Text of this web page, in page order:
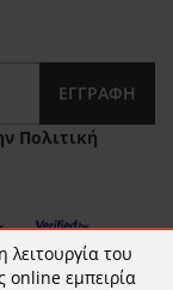
ΕΓΓΡΑΦΉ
Πολιτική
λειτουργία του
online εμπειρία